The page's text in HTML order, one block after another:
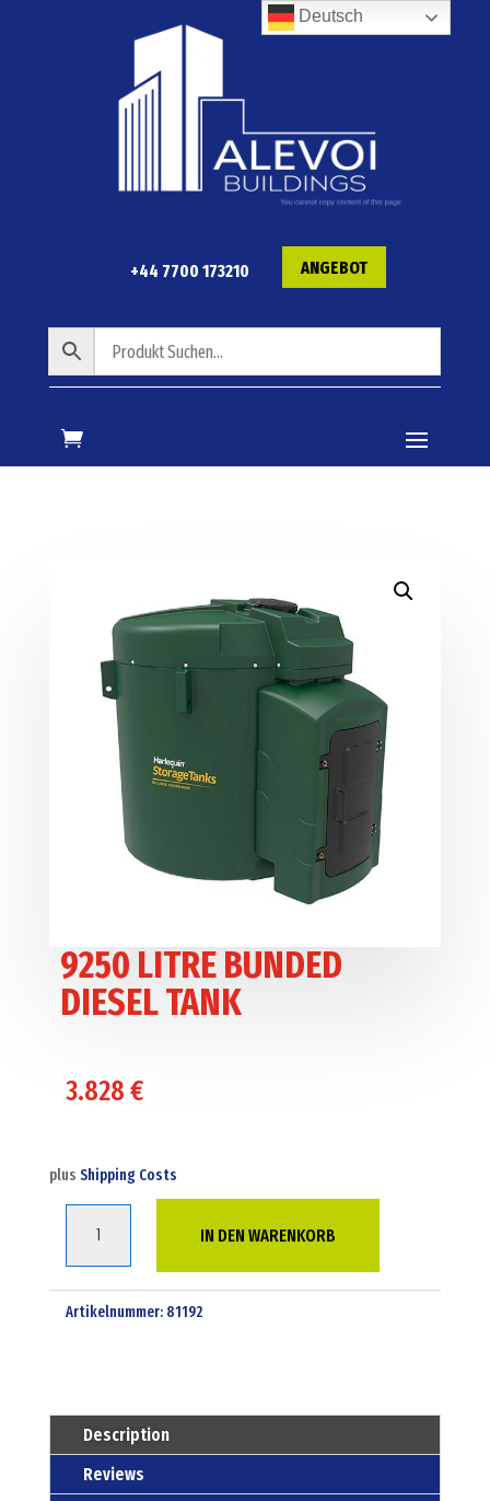
+44 7700 173210 ANGEBOT
9250 LITRE BUNDED
DIESEL TANK
3.828€
plus Shipping Costs
DIESEL
IN DEN WARENKORB
Artikelnummer: 81192
Description
Reviews
Deutsch